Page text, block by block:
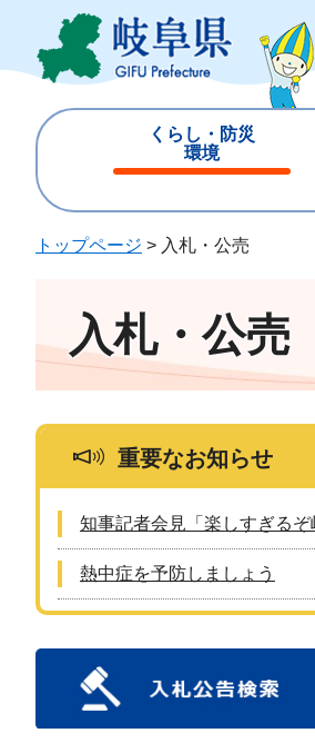
ジ
ュ
くらし・防災
環境
じ
トップページ > 入札・公売
入札・公売
重要なお知らせ
知事記者会見「楽しすぎる
熱中症を予防しましょう